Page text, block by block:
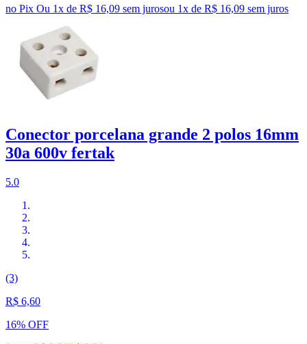
no Pix Ou 1x de R$ 16,09 sem jurosou 1x de R$ 16,09 sem juros
Conector porcelana grande 2 polos 16mm
30a 600v fertak
5.0
(3)
R$ 6,60
16% OFF